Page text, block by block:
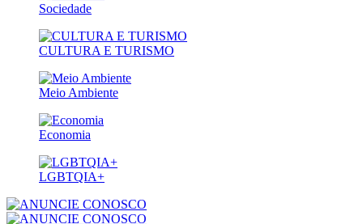
Sociedade
CULTURA E TURISMO
Meio Ambiente
Economia
LGBTQIA+